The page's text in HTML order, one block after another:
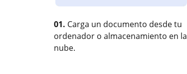
01. Carga un documento desde tu
ordenador o almacenamiento en la
nube.